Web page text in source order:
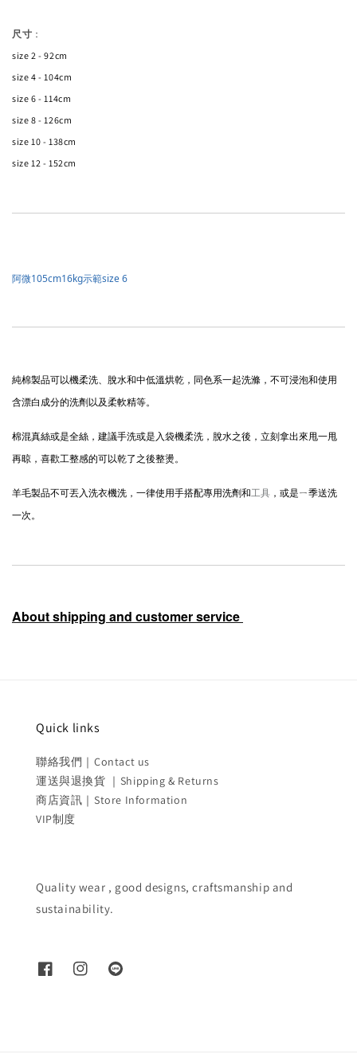
尺寸 ：
size 2 - 92cm
size 4 - 104cm
size 6 - 114cm
size 8 - 126cm
size 10 - 138cm
size 12 - 152cm
阿微105cm16kg示範size 6
純棉製品可以機柔洗、脫水和中低溫烘乾，同色系一起洗滌，不可浸泡和使用
含漂白成分的洗劑以及柔軟精等。
棉混真絲或是全絲，建議手洗或是入袋機柔洗，脫水之後，立刻拿出來甩一甩
再晾，喜歡工整感的可以乾了之後整燙。
羊毛製品不可丟入洗衣機洗，一律使用手搭配專用洗劑和工具 ，或是ㄧ季送洗
一次。
About shipping and customer service
Quick links
聯絡我們｜Contact us
運送與退換貨 ｜Shipping & Returns
商店資訊｜Store Information
VIP制度
Quality wear , good designs, craftsmanship and
sustainability.